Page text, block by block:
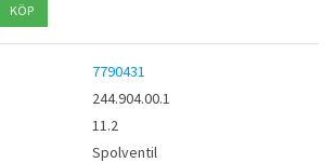
7790431
244.904.00.1
11.2
Spolventil